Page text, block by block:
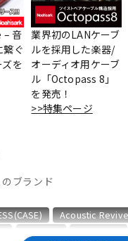
– 音
繋ぐ
を
業界初のLANケーブ
ルを採用した楽器/
オーディオ用ケーブ
ル「Octopass 8」
を発売！
>>特集ページ
ブランド
Acoustic